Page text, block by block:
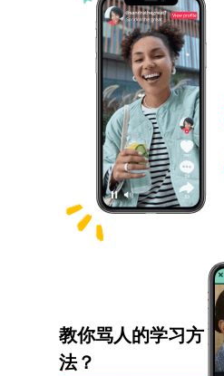
教你骂人的学习方
法？